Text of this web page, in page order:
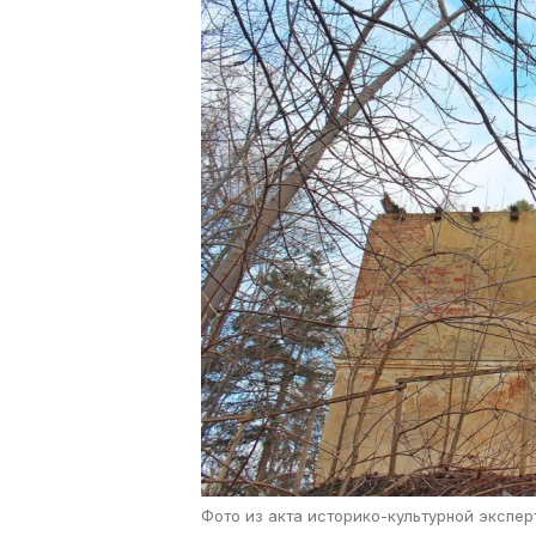
Фото из акта историко-культурной